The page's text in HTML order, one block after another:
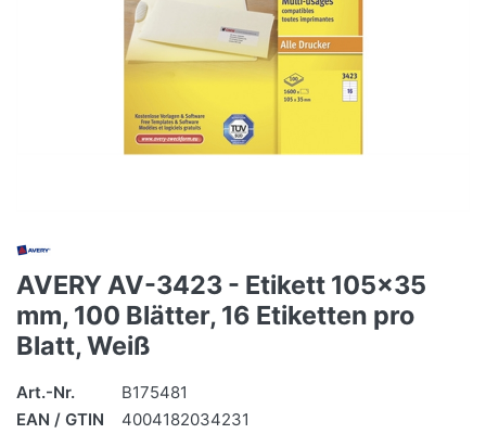
AVERY AV-3423 - Etikett 105x35
mm, 100 Blätter, 16 Etiketten pro
Blatt, Weiß
Art.-Nr.
B175481
EAN / GTIN
4004182034231